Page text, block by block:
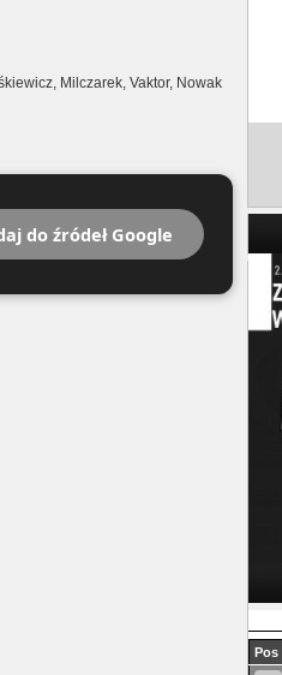
Milczarek, Vaktor, Nowak
do źródeł Google
Pos